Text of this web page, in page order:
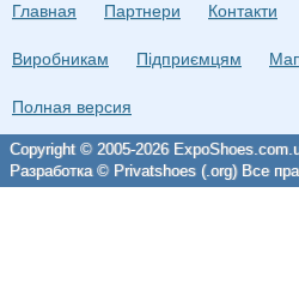
Главная Партнери Контакти
Виробникам Підприємцям
Полная версия
Copyright © 2005-2026
Разработка © Privatshoes (.org) Все